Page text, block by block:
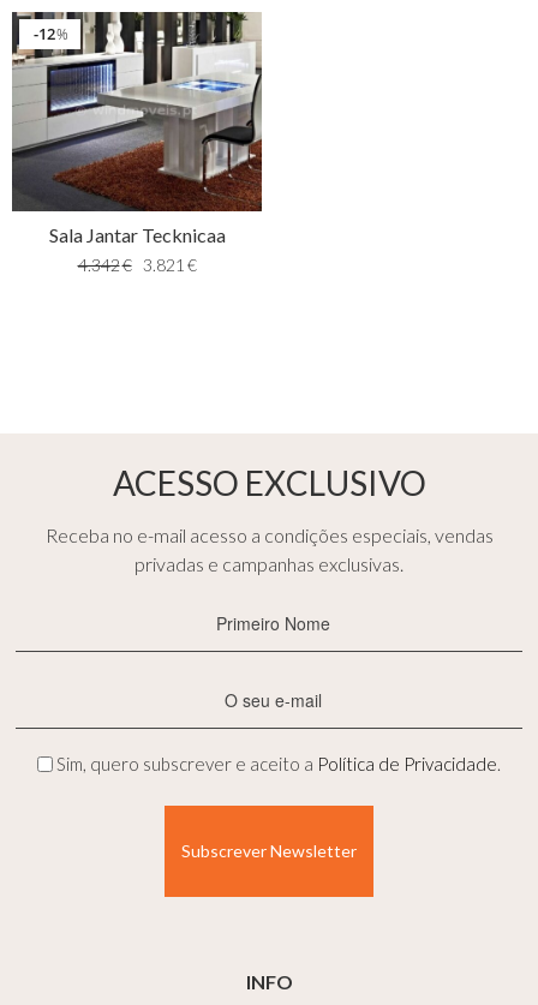
%
12
Sala Jantar Tecknicaa
4.342€ 3.821 €
ACESSO EXCLUSIVO
Receba no e-mail acesso a condições especiais, vendas
privadas e campanhas exclusivas.
Nome
mail
Privacidade
Sim, quero subscrever e aceito a Política de Privacidade.
INFO